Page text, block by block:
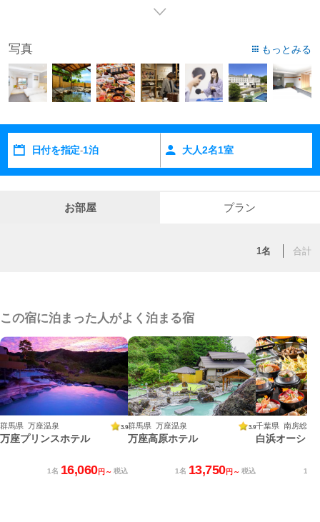
養温泉地に指定された、無色透明でお体にとってもやさしいお
っくりお楽しみ下さいませ。
写真 もっとみる
日付を指定-1泊 大人2名1室
お部屋 プラン
1名 合計
この宿に泊まった人がよく泊まる宿
群馬県 万座温泉 3.9
万座プリンスホテル
1名 16,060円～ 税込
群馬県 万座温泉 3.9
万座高原ホテル
1名 13,750円～ 税込
千葉県 南房総白
白浜オーシャ
1名